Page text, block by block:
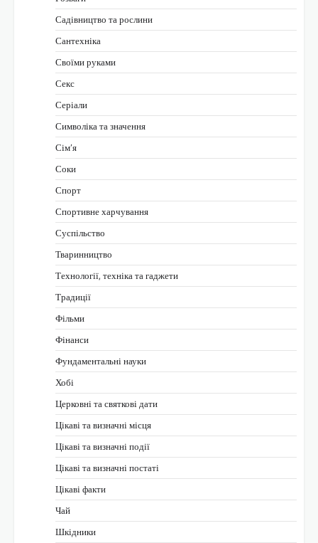
Садівництво та рослини
Сантехніка
Своїми руками
Секс
Серіали
Символіка та значення
Сім’я
Соки
Спорт
Спортивне харчування
Суспільство
Тваринництво
Технології, техніка та гаджети
Традиції
Фільми
Фінанси
Фундаментальні науки
Хобі
Церковні та святкові дати
Цікаві та визначні місця
Цікаві та визначні події
Цікаві та визначні постаті
Цікаві факти
Чай
Шкідники